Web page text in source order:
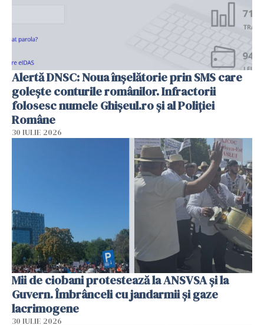
Alertă DNSC: Noua înșelătorie prin SMS care
golește conturile românilor. Infractorii
folosesc numele Ghișeul.ro și al Poliției
Române
30 IULIE 2026
Mii de ciobani protestează la ANSVSA și la
Guvern. Îmbrânceli cu jandarmii și gaze
lacrimogene
30 IULIE 2026